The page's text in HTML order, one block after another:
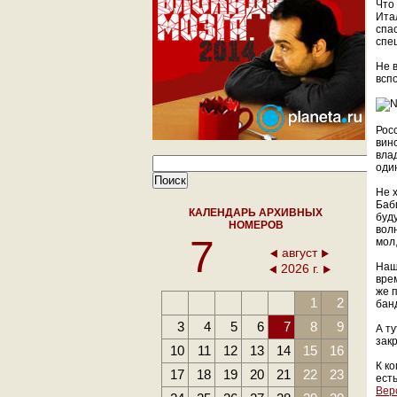
КАЛЕНДАРЬ АРХИВНЫХ
НОМЕРОВ
7
август
2026 г.
1
2
3
4 5 6 7 8
9
10
11 12 13 14 15
16
17
18 19 20 21 22
23
Что
Не
Не
же
А
К